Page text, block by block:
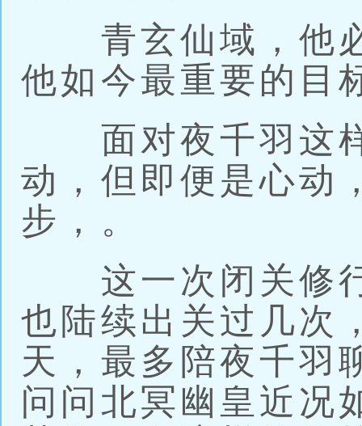
青玄仙域，他必
他如今最重要的目
面对夜千羽这样
动，但即便是心动
步，。
这一次闭关修行
也陆续出关过几次
天，最多陪夜千羽
问问北冥幽皇近况